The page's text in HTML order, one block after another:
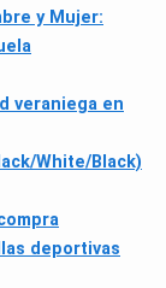
y Mujer:
veraniega en
White/Black)
deportivas